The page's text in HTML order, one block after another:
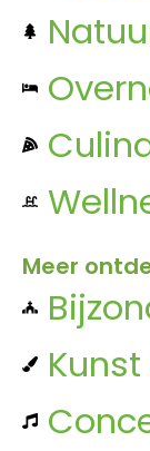
Meer